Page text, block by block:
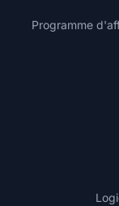
Programme